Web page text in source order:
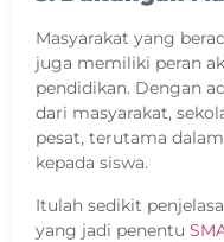
Masyarakat yang
juga memiliki peran
pendidikan. Dengan
dari masyarakat,
pesat, terutama
kepada siswa.
Itulah sedikit
yang jadi penentu